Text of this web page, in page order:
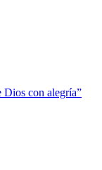
Dios con alegría”